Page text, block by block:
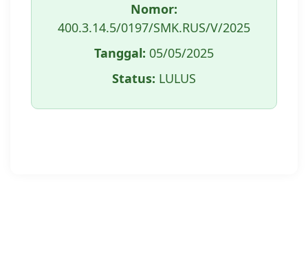
Nomor:
400.3.14.5/0197/SMK.RUS/V/2025
Tanggal: 05/05/2025
Status: LULUS